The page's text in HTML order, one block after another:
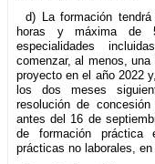
d) La formación
horas y máxima de
especialidades
comenzar, al menos,
proyecto en el año 2022
los dos meses
resolución de
antes del 16 de
de formación
prácticas no laborales, en